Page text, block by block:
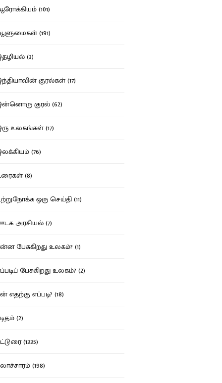
(101)
(191)
(3)
குரல்கள் (17)
குரல் (62)
உலகங்கள் (17)
(76)
(8)
ஒரு செய்தி (11)
அரசியல் (7)
பேசுகிறது உலகம்? (1)
பேசுகிறது உலகம்? (2)
எதற்கு எப்படி? (18)
(2)
(1335)
(198)